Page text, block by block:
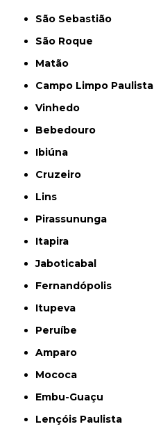
São Sebastião
São Roque
Matão
Campo Limpo Paulista
Vinhedo
Bebedouro
Ibiúna
Cruzeiro
Lins
Pirassununga
Itapira
Jaboticabal
Fernandópolis
Itupeva
Peruíbe
Amparo
Mococa
Embu-Guaçu
Lençóis Paulista